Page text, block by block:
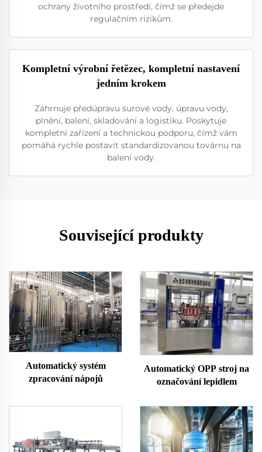
ochrany životního prostředí, čímž se předejde
regulačním rizikům.
Kompletní výrobní řetězec, kompletní nastavení
jedním krokem
Zahrnuje předúpravu surové vody, úpravu vody,
plnění, balení, skladování a logistiku. Poskytuje
kompletní zařízení a technickou podporu, čímž vám
pomáhá rychle postavit standardizovanou továrnu na
balení vody.
Související produkty
Automatický systém
zpracování nápojů
Automatický OPP stroj na
označování lepidlem